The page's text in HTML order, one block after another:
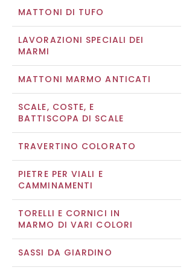
MATTONI DI TUFO
LAVORAZIONI SPECIALI DEI
MARMI
MATTONI MARMO ANTICATI
SCALE, COSTE, E
BATTISCOPA DI SCALE
TRAVERTINO COLORATO
PIETRE PER VIALI E
CAMMINAMENTI
TORELLI E CORNICI IN
MARMO DI VARI COLORI
SASSI DA GIARDINO